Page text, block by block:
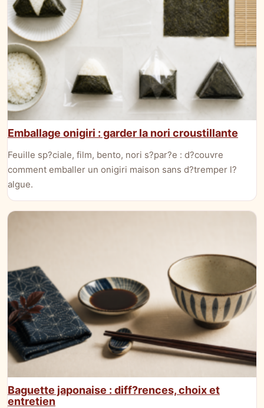
Emballage onigiri : garder la nori croustillante
Feuille sp?ciale, film, bento, nori s?par?e : d?couvre
comment emballer un onigiri maison sans d?tremper l?
algue.
Baguette japonaise : diff?rences, choix et
entretien